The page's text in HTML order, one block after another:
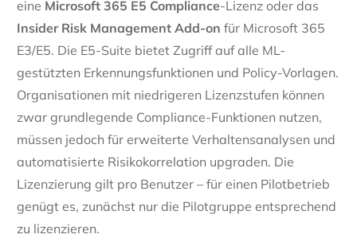
eine Microsoft 365 E5 Compliance-Lizenz oder das
Insider Risk Management Add-on für Microsoft 365
E3/E5. Die E5-Suite bietet Zugriff auf alle ML-
gestützten Erkennungsfunktionen und Policy-Vorlagen.
Organisationen mit niedrigeren Lizenzstufen können
zwar grundlegende Compliance-Funktionen nutzen,
müssen jedoch für erweiterte Verhaltensanalysen und
automatisierte Risikokorrelation upgraden. Die
Lizenzierung gilt pro Benutzer – für einen Pilotbetrieb
genügt es, zunächst nur die Pilotgruppe entsprechend
zu lizenzieren.